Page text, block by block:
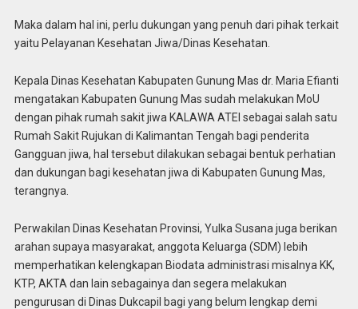
Maka dalam hal ini, perlu dukungan yang penuh dari pihak terkait
yaitu Pelayanan Kesehatan Jiwa/Dinas Kesehatan.
Kepala Dinas Kesehatan Kabupaten Gunung Mas dr. Maria Efianti
mengatakan Kabupaten Gunung Mas sudah melakukan MoU
dengan pihak rumah sakit jiwa KALAWA ATEI sebagai salah satu
Rumah Sakit Rujukan di Kalimantan Tengah bagi penderita
Gangguan jiwa, hal tersebut dilakukan sebagai bentuk perhatian
dan dukungan bagi kesehatan jiwa di Kabupaten Gunung Mas,
terangnya.
Perwakilan Dinas Kesehatan Provinsi, Yulka Susana juga berikan
arahan supaya masyarakat, anggota Keluarga (SDM) lebih
memperhatikan kelengkapan Biodata administrasi misalnya KK,
KTP, AKTA dan lain sebagainya dan segera melakukan
pengurusan di Dinas Dukcapil bagi yang belum lengkap demi